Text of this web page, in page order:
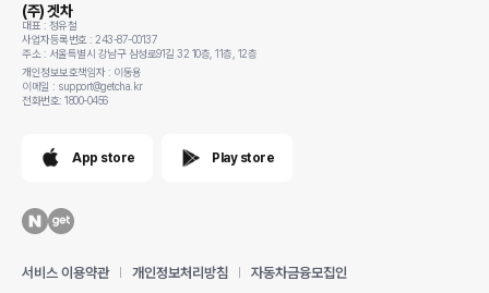
(주) 겟차
대표 : 정유철
사업자등록번호 : 243-87-00137
주소 : 서울특별시 강남구 삼성로91길 32 10층, 11층, 12층
개인정보보호책임자 : 이동용
이메일 : support@getcha.kr
전화번호: 1800-0456
App store Play store
서비스 이용약관 개인정보처리방침 자동차금융모집인